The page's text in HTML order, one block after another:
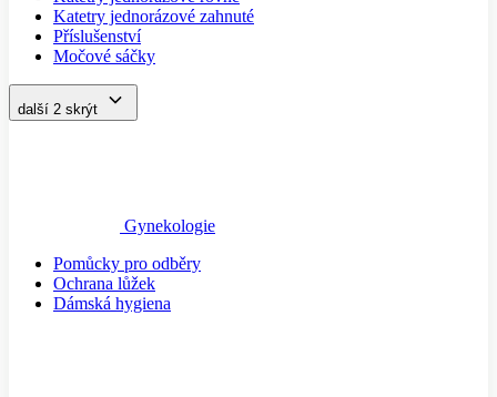
Katetry jednorázové zahnuté
Příslušenství
Močové sáčky
další 2 skrýt
Gynekologie
Pomůcky pro odběry
Ochrana lůžek
Dámská hygiena